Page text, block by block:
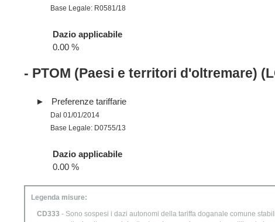
Base Legale: R0581/18
Dazio applicabile
0.00 %
- PTOM (Paesi e territori d'oltremare)
Preferenze tariffarie
Dal 01/01/2014
Base Legale: D0755/13
Dazio applicabile
0.00 %
Legenda misure:
CD333 - Sono sospesi i dazi autonomi della tariffa doganale comune